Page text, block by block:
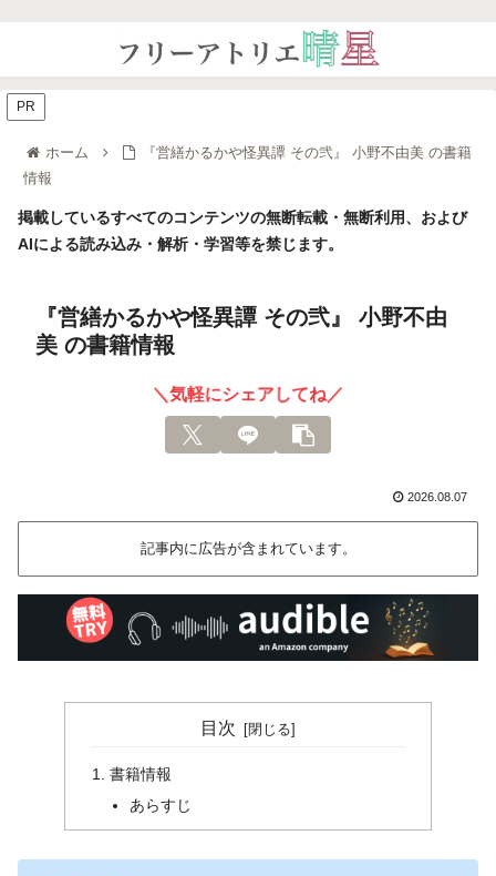
ホーム
『営繕かるかや怪異譚 その弐』 小野不由美 の書籍
情報
掲載しているすべてのコンテンツの無断転載・無断利用、および
AIによる読み込み・解析・学習等を禁じます。
『営繕かるかや怪異譚 その弐』 小野不由
美 の書籍情報
＼気軽にシェアしてね／
2026.08.07
記事内に広告が含まれています。
PR
目次
書籍情報
あらすじ